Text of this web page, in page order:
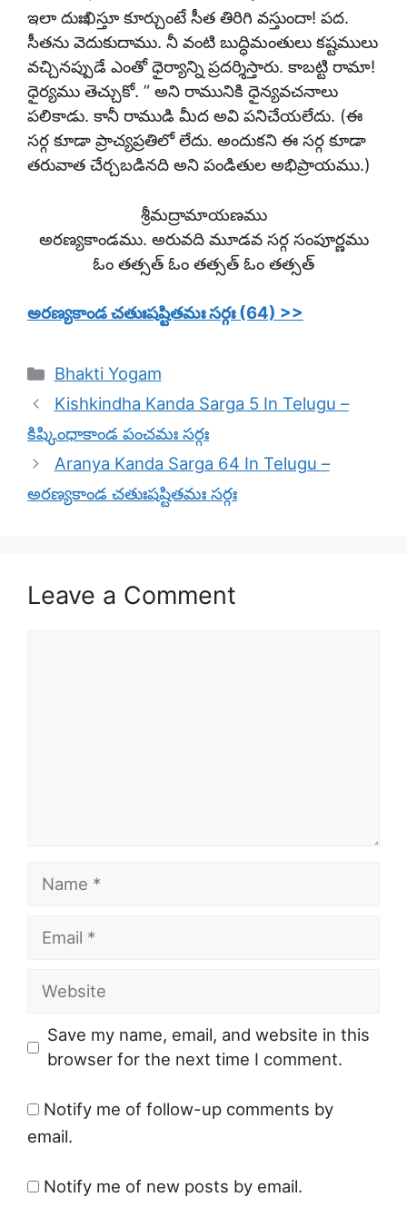
ఇలా దుఃఖిస్తూ కూర్చుంటే సీత తిరిగి వస్తుందా! పద.
సీతను వెదుకుదాము. నీ వంటి బుద్ధిమంతులు కష్టములు
వచ్చినప్పుడే ఎంతో ధైర్యాన్ని ప్రదర్శిస్తారు. కాబట్టి రామా!
ధైర్యము తెచ్చుకో. ” అని రామునికి ధైన్యవచనాలు
పలికాడు. కానీ రాముడి మీద అవి పనిచేయలేదు. (ఈ
సర్గ కూడా ప్రాచ్యప్రతిలో లేదు. అందుకని ఈ సర్గ కూడా
తరువాత చేర్చబడినది అని పండితుల అభిప్రాయము.)
శ్రీమద్రామాయణము
అరణ్యకాండము. అరువది మూడవ సర్గ సంపూర్ణము
ఓం తత్సత్ ఓం తత్సత్ ఓం తత్సత్
అరణ్యకాండ చతుఃషష్టితమః సర్గః (64) >>
Categories
Bhakti Yogam
Kishkindha Kanda Sarga 5 In Telugu –
కిష్కింధాకాండ పంచమః సర్గః
Aranya Kanda Sarga 64 In Telugu –
అరణ్యకాండ చతుఃషష్టితమః సర్గః
Leave a Comment
Name
Email
Website
Save my name, email, and website in this
browser for the next time I comment.
Notify me of follow-up comments by
email.
Notify me of new posts by email.